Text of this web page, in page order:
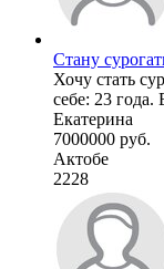
Стану
Хочу стать
себе: 23
Екатерина
7000000 руб.
Актобе
2228